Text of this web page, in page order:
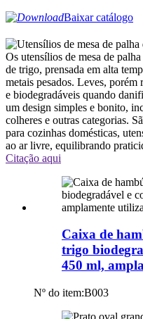
Baixar catálogo
Os utensílios de mesa de
de trigo, prensada em alta
metais pesados. Leves, porém
​​e biodegradáveis ​​quando
um design simples e bonito,
colheres e outras categorias.
para cozinhas domésticas,
ao ar livre, equilibrando
Citação aqui
Caixa de
trigo
450 ml,
Nº do item:B003